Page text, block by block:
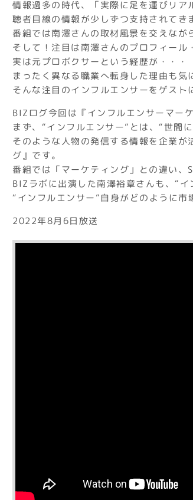
情報過多の時代、「実際に足を運びリ
聴者目線の情報が少しずつ支持されてき
番組では南澤さんの取材風景を交えな
そして！注目は南澤さんのプロフィール
実は元プロボクサーという経歴が・・・
まったく異なる職業へ転身した理由も気
そんな注目のインフルエンサーをゲスト
BIZログ今回は『インフルエンサーマーケ
まず、“インフルエンサー”とは、“世間
そのような人物の発信する情報を企業
グ』です。
番組では「マーケティング」との違い
BIZラボに出演した南澤裕章さんも、“イ
“インフルエンサー”自身がどのように市
2022年8月6日放送